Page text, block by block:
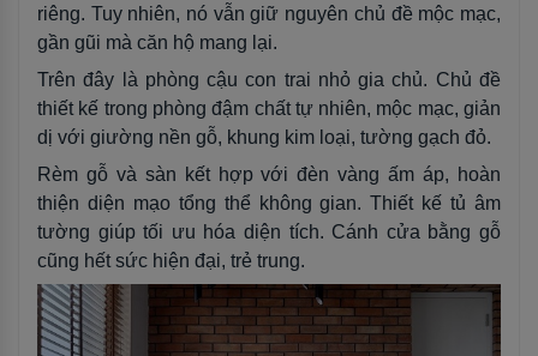
riêng. Tuy nhiên, nó vẫn giữ nguyên chủ đề mộc mạc,
gần gũi mà căn hộ mang lại.
Trên đây là phòng cậu con trai nhỏ gia chủ. Chủ đề
thiết kế trong phòng đậm chất tự nhiên, mộc mạc, giản
dị với giường nền gỗ, khung kim loại, tường gạch đỏ.
Rèm gỗ và sàn kết hợp với đèn vàng ấm áp, hoàn
thiện diện mạo tổng thể không gian. Thiết kế tủ âm
tường giúp tối ưu hóa diện tích. Cánh cửa bằng gỗ
cũng hết sức hiện đại, trẻ trung.